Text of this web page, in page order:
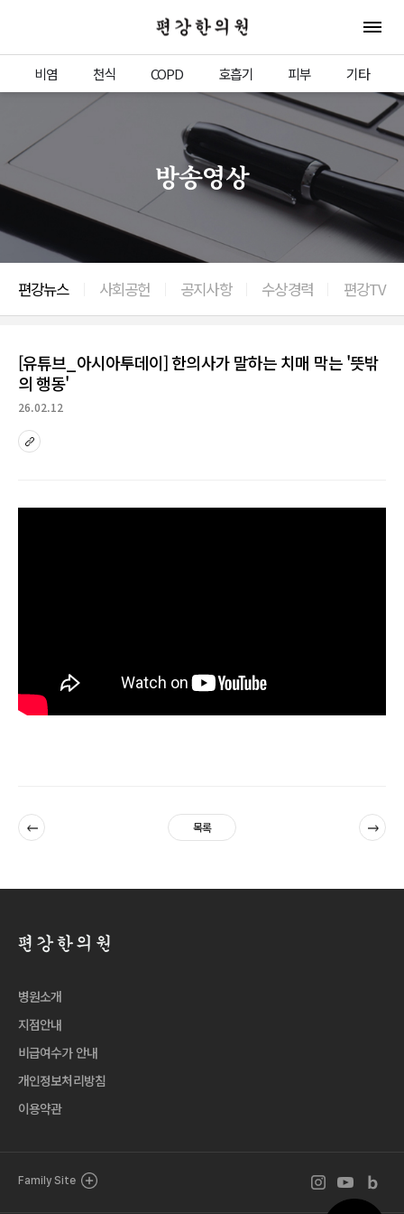
편강한의원 전체
비염 천식 COPD 호흡기 피부 기타
방송영상
편강뉴스 사회공헌 공지사항 수상경력 편강TV
[유튜브_아시아투데이] 한의사가 말하는 치매 막는 '뜻밖
의 행동'
26.02.12
sns
이전 목록 다음
병원소개
지점안내
비급여수가 안내
개인정보처리방침
이용약관
Family Site 인스타그램 바로
유튜브 바로
블로그